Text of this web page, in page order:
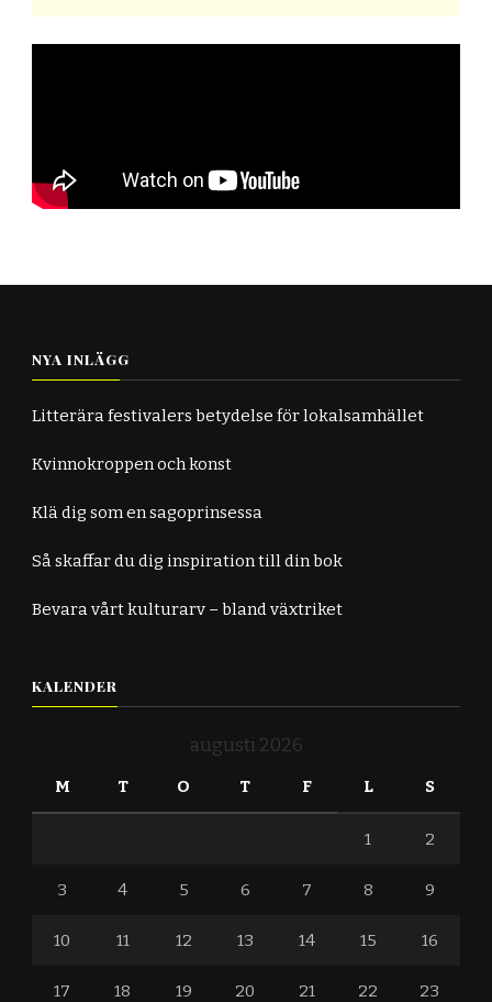
NYA INLÄGG
Litterära festivalers betydelse för lokalsamhället
Kvinnokroppen och konst
Klä dig som en sagoprinsessa
Så skaffar du dig inspiration till din bok
Bevara vårt kulturarv – bland växtriket
KALENDER
augusti 2026
M T O T F L S
1 2
3 4 5 6 7 8 9
10 11 12 13 14 15 16
17 18 19 20 21 22 23